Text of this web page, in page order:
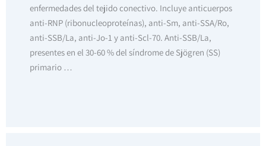
enfermedades del tejido conectivo. Incluye anticuerpos
anti-RNP (ribonucleoproteínas), anti-Sm, anti-SSA/Ro,
anti-SSB/La, anti-Jo-1 y anti-Scl-70. Anti-SSB/La,
presentes en el 30-60 % del síndrome de Sjögren (SS)
primario …